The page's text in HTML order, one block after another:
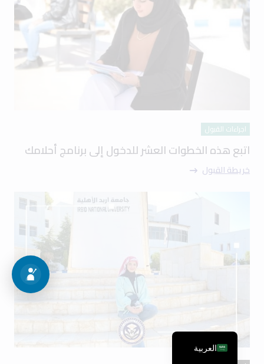
اجراءات القبول
اتبع هذه الخطوات العشر للدخول إلى برنامج أحلامك
خريطة القبول
العربية